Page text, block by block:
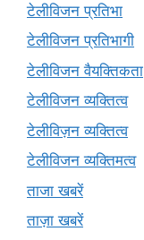
टेलीविजन प्रतिभा
टेलीविजन प्रतिभागी
टेलीविजन वैयक्तिकता
टेलीविजन व्यक्तित्व
टेलीविज़न व्यक्तित्व
टेलीविजन व्यक्तिमत्व
ताजा खबरें
ताज़ा खबरें